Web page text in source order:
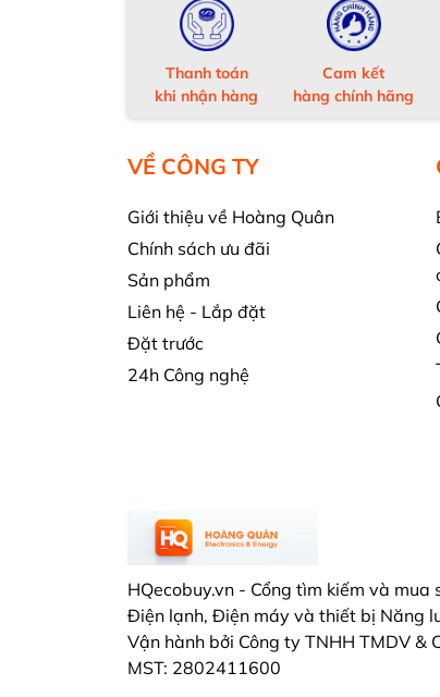
Thanh toán
khi nhận hàng
Cam kết
hàng chính hãng
VỀ CÔNG TY
Giới thiệu về Hoàng Quân
Chính sách ưu đãi
Sản phẩm
Liên hệ - Lắp đặt
Đặt trước
24h Công nghệ
HQecobuy.vn - Cổng tìm kiếm và mua
Điện lạnh, Điện máy và thiết bị Năng
Vận hành bởi Công ty TNHH TMDV &
MST: 2802411600